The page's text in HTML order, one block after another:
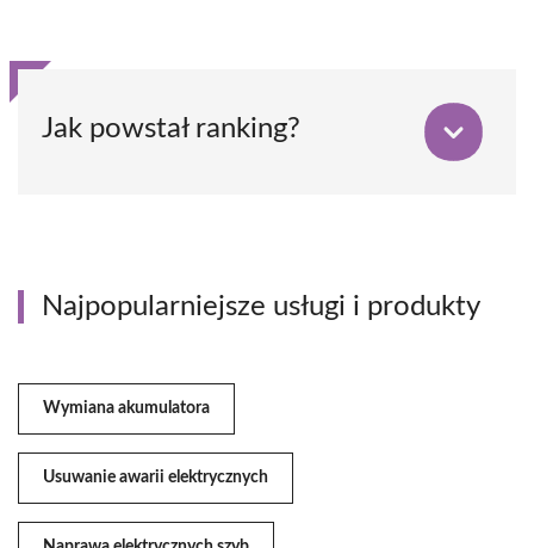
Jak powstał ranking?
Najpopularniejsze usługi i produkty
Wymiana akumulatora
Usuwanie awarii elektrycznych